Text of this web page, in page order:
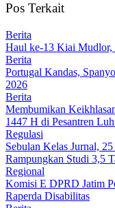
Pos Terkait
Berita
Haul ke-13 Kiai Mudlor,
Berita
Portugal Kandas,
2026
Berita
Membumikan
1447 H di Pesantren
Regulasi
Sebulan Kelas Jurnal,
Rampungkan Studi 3,5
Regional
Komisi E DPRD Jatim
Raperda Disabilitas